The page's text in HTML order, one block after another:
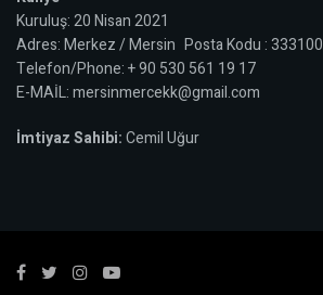
Kuruluş: 20 Nisan 2021
Adres: Merkez / Mersin Posta Kodu : 333100
Telefon/Phone: + 90 530 561 19 17
E-MAİL: mersinmercekk@gmail.com
İmtiyaz Sahibi:Cemil Uğur